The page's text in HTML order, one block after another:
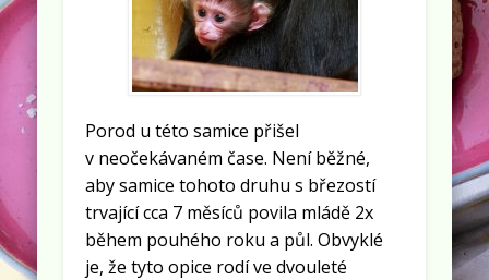
Porod u této samice přišel
v neočekávaném čase. Není běžné,
aby samice tohoto druhu s březostí
trvající cca 7 měsíců povila mládě 2x
během pouhého roku a půl. Obvyklé
je, že tyto opice rodí ve dvouleté